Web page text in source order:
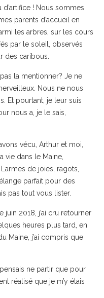
! Nous sommes
parents d’accueil en
les arbres, sur les cours
par le soleil, observés
des caribous.
la mentionner? Je ne
Nous ne nous
Et pourtant, je leur suis
nous a, je le sais,
vécu, Arthur et moi,
vie dans le Maine,
de joies, ragots,
parfait pour des
pas tout vous lister.
2018, j’ai cru retourner
heures plus tard, en
Maine, j’ai compris que
ne partir que pour
réalisé que je m’y étais